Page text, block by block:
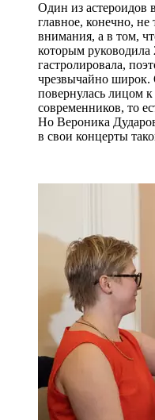
Один из астероидов
главное, конечно,
внимания, а в том,
которым
гастролировала,
чрезвычайно
повернулась лицом
современников, то
Но Вероника
в свои концерты